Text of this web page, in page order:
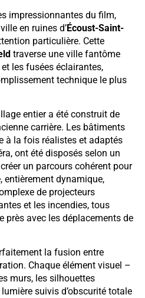
impressionnantes du film,
en ruines d’Écoust-Saint-
particulière. Cette
traverse une ville fantôme
les fusées éclairantes,
technique le plus
entier a été construit de
carrière. Les bâtiments
à la fois réalistes et adaptés
ont été disposés selon un
un parcours cohérent pour
entièrement dynamique,
de projecteurs
et les incendies, tous
près avec les déplacements de
la fusion entre
Chaque élément visuel –
murs, les silhouettes
suivis d’obscurité totale